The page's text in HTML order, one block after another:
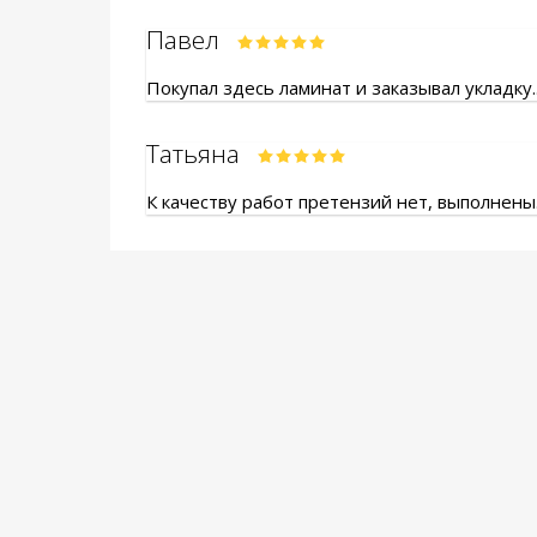
Павел
Покупал здесь ламинат и заказывал
Татьяна
К качеству работ претензий нет,